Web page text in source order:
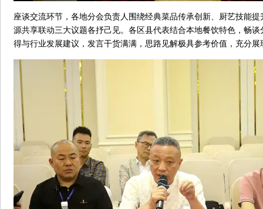
座谈交流环节，各地分会负责人围绕经典菜品传承创新、厨艺技能
源共享联动三大议题各抒己见。各区县代表结合本地餐饮特色，畅
得与行业发展建议，发言干货满满，思路见解极具参考价值，充分